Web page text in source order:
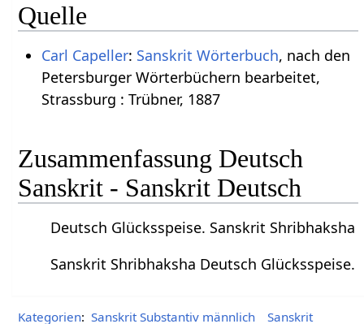
Quelle
Carl Capeller: Sanskrit Wörterbuch, nach den
Petersburger Wörterbüchern bearbeitet,
Strassburg : Trübner, 1887
Zusammenfassung Deutsch
Sanskrit - Sanskrit Deutsch
Deutsch Glücksspeise. Sanskrit Shribhaksha
Sanskrit Shribhaksha Deutsch Glücksspeise.
Kategorien: Sanskrit Substantiv männlich Sanskrit